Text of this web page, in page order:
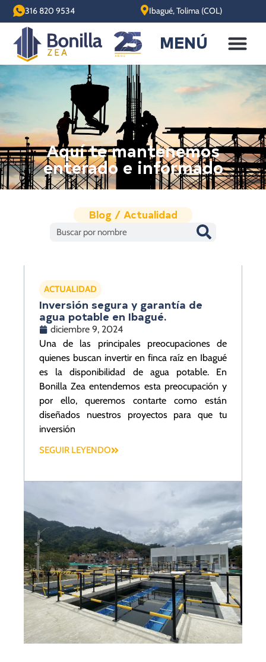
316 820 9534 Ibagué, Tolima (COL)
MENÚ
Aquí te mantenemos
enterado e informado
Blog / Actualidad
ACTUALIDAD
Inversión segura y garantía de
agua potable en Ibagué.
diciembre 9, 2024
Una de las principales preocupaciones de
quienes buscan invertir en finca raíz en Ibagué
es la disponibilidad de agua potable. En
Bonilla Zea entendemos esta preocupación y
por ello, queremos contarte como están
diseñados nuestros proyectos para que tu
inversión
SEGUIR LEYENDO